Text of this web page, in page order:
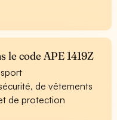
le code APE 1419Z
de vêtements
de protection